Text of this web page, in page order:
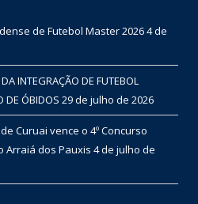
de Futebol Master 20264 de
INTEGRAÇÃO DE FUTEBOL
DE ÓBIDOS 29 de julho de 2026
Curuai vence o 4º Concurso
Arraiá dos Pauxis 4 de julho de